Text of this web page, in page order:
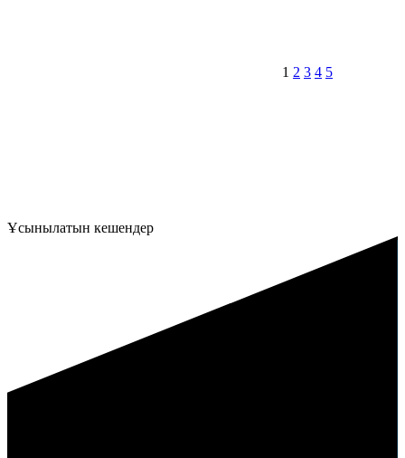
1 2 3 4 5
Ұсынылатын кешендер